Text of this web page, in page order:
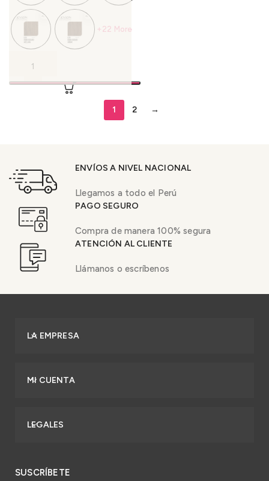
+22 More
1 2 →
ENVÍOS A NIVEL NACIONAL
Llegamos a todo el Perú
PAGO SEGURO
Compra de manera 100% segura
ATENCIÓN AL CLIENTE
Llámanos o escríbenos
LA EMPRESA
MI CUENTA
LEGALES
SUSCRÍBETE